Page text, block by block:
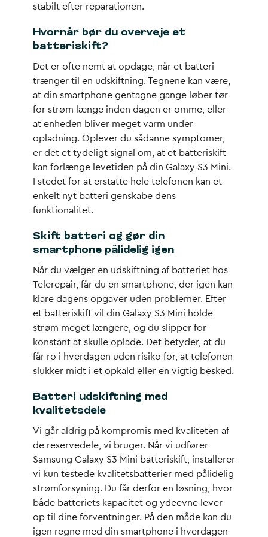
stabilt efter reparationen.
Hvornår bør du overveje et
batteriskift?
Det er ofte nemt at opdage, når et batteri
trænger til en udskiftning. Tegnene kan være,
at din smartphone gentagne gange løber tør
for strøm længe inden dagen er omme, eller
at enheden bliver meget varm under
opladning. Oplever du sådanne symptomer,
er det et tydeligt signal om, at et batteriskift
kan forlænge levetiden på din Galaxy S3 Mini.
I stedet for at erstatte hele telefonen kan et
enkelt nyt batteri genskabe dens
funktionalitet.
Skift batteri og gør din
smartphone pålidelig igen
Når du vælger en udskiftning af batteriet hos
Telerepair, får du en smartphone, der igen kan
klare dagens opgaver uden problemer. Efter
et batteriskift vil din Galaxy S3 Mini holde
strøm meget længere, og du slipper for
konstant at skulle oplade. Det betyder, at du
får ro i hverdagen uden risiko for, at telefonen
slukker midt i et opkald eller en vigtig besked.
Batteri udskiftning med
kvalitetsdele
Vi går aldrig på kompromis med kvaliteten af
de reservedele, vi bruger. Når vi udfører
Samsung Galaxy S3 Mini batteriskift, installerer
vi kun testede kvalitetsbatterier med pålidelig
strømforsyning. Du får derfor en løsning, hvor
både batteriets kapacitet og ydeevne lever
op til dine forventninger. På den måde kan du
igen regne med din smartphone i hverdagen